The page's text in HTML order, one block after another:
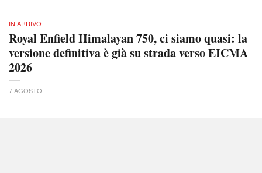
IN ARRIVO
Royal Enfield Himalayan 750, ci siamo quasi: la
versione definitiva è già su strada verso EICMA
2026
7 AGOSTO